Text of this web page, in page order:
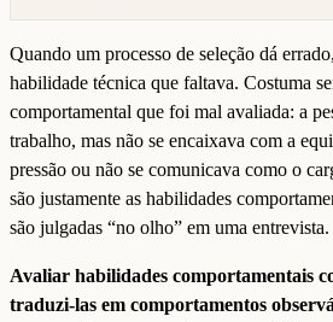
Quando um processo de seleção dá
habilidade técnica que faltava. Costuma
comportamental que foi mal avaliada: a
trabalho, mas não se encaixava com a
pressão ou não se comunicava como o
são justamente as habilidades
são julgadas “no olho” em uma entrevista.
Avaliar habilidades comportamentais
traduzi-las em comportamentos